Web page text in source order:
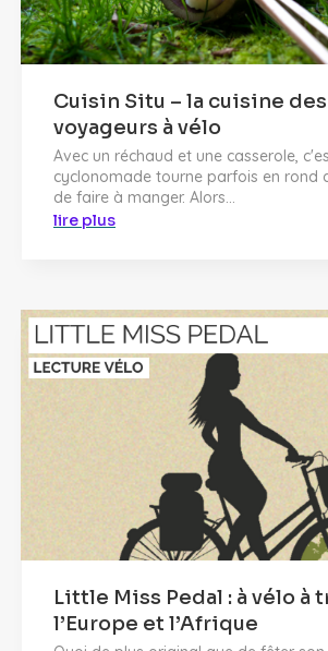
Cuisin Situ – la cuisine des
voyageurs à vélo
Avec un réchaud et une casserole,
cyclonomade tourne parfois en rond
de faire à manger. Alors...
lire plus
Little Miss Pedal : à vélo à
l’Europe et l’Afrique